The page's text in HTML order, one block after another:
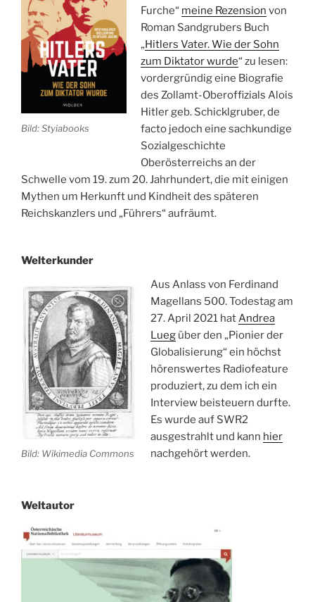
Bild: Styiabooks
Furche“ meine Rezension von
Roman Sandgrubers Buch
„Hitlers Vater. Wie der Sohn
zum Diktator wurde“ zu lesen:
vordergründig eine Biografie
des Zollamt-Oberoffizials Alois
Hitler geb. Schicklgruber, de
facto jedoch eine sachkundige
Sozialgeschichte
Oberösterreichs an der
Schwelle vom 19. zum 20. Jahrhundert, die mit einigen
Mythen um Herkunft und Kindheit des späteren
Reichskanzlers und „Führers“ aufräumt.
Welterkunder
Bild: Wikimedia Commons
Aus Anlass von Ferdinand
Magellans 500. Todestag am
27. April 2021 hatAndrea
Luegüber den „Pionier der
Globalisierung“ ein höchst
hörenswertes Radiofeature
produziert, zu dem ich ein
Interview beisteuern durfte.
Es wurde auf SWR2
ausgestrahlt und kann hier
nachgehört werden.
Weltautor